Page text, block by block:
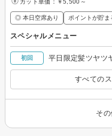
カット単価： ￥5,500～
◎ 本日空席あり ポイントが貯ま
スペシャルメニュー
初回 平日限定髪ツヤツ
すべての
そ